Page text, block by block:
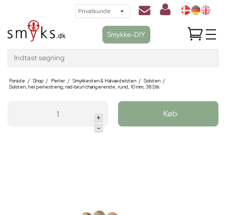
Smykke-DIY
Indtast søgning
Forside / Shop / Perler / Smykkesten & Halvædelsten / Solsten /
Solsten, hel perlestreng, rød-brun changerende, rund, 10 mm, 38 Stk
+
-
Køb